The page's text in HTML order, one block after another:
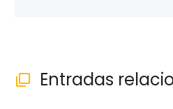
 Entradas